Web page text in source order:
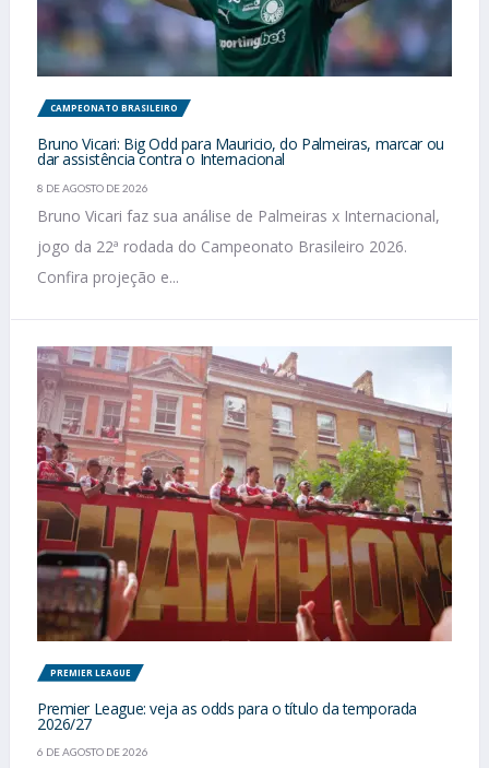
CAMPEONATO BRASILEIRO
Bruno Vicari: Big Odd para Mauricio, do Palmeiras, marcar ou
dar assistência contra o Internacional
8 DE AGOSTO DE 2026
Bruno Vicari faz sua análise de Palmeiras x Internacional,
jogo da 22ª rodada do Campeonato Brasileiro 2026.
Confira projeção e...
PREMIER LEAGUE
Premier League: veja as odds para o título da temporada
2026/27
6 DE AGOSTO DE 2026